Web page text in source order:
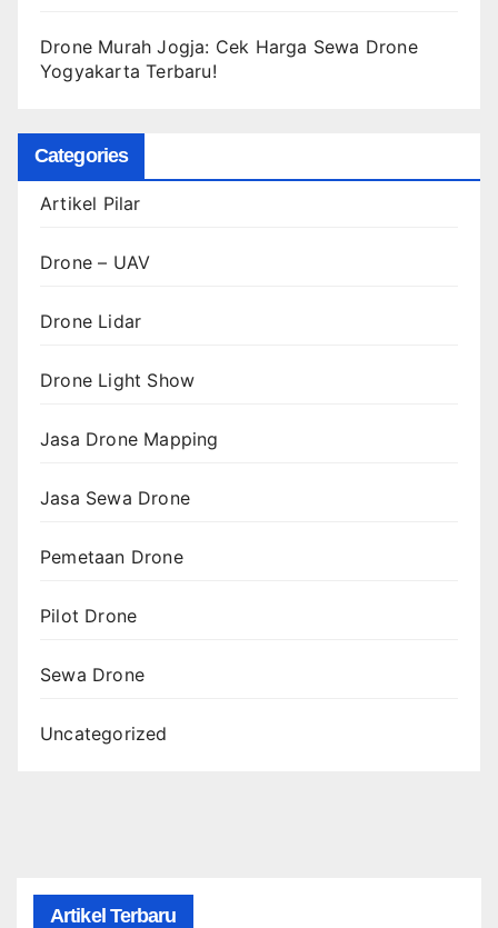
Drone Murah Jogja: Cek Harga Sewa Drone
Yogyakarta Terbaru!
Categories
Artikel Pilar
Drone – UAV
Drone Lidar
Drone Light Show
Jasa Drone Mapping
Jasa Sewa Drone
Pemetaan Drone
Pilot Drone
Sewa Drone
Uncategorized
Artikel Terbaru